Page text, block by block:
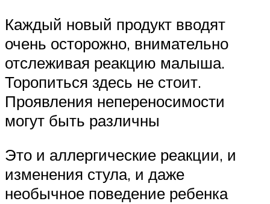
Каждый новый продукт вводят
очень осторожно, внимательно
отслеживая реакцию малыша.
Торопиться здесь не стоит.
Проявления непереносимости
могут быть различны
Это и аллергические реакции, и
изменения стула, и даже
необычное поведение ребенка